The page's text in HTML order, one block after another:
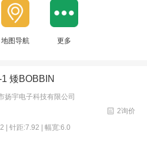
地图导航 更多
矮BOBBIN
扬宇电子科技有限公司
2询价
| 针距:7.92 | 幅宽:6.0